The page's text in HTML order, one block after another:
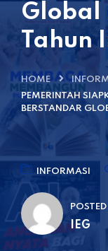
Global
Tahun
HOME
PEMERINTAH
BERSTANDAR
INFORMASI
IEG